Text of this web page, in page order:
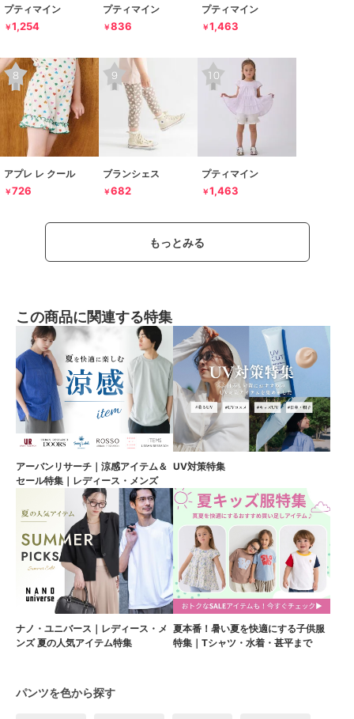
プティマイン
￥1,254
プティマイン
￥836
プティマイン
￥1,463
アプレ レ クール
￥726
ブランシェス
￥682
プティマイン
￥1,463
もっとみる
この商品に関連する特集
アーバンリサーチ｜涼感アイテム＆
セール特集｜レディース・メンズ
UV対策特集
ナノ・ユニバース｜レディース・メ
ンズ 夏の人気アイテム特集
夏本番！暑い夏を快適にする子供服
特集｜Tシャツ・水着・甚平まで
パンツを色から探す